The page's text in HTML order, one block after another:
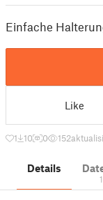
Einfache
Like
1 10 0 152
Details
1